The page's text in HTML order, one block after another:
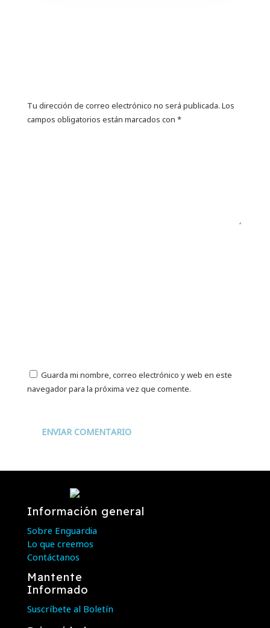
Tu dirección de correo electrónico no será publicada. Los
campos obligatorios están marcados con *
Guarda mi nombre, correo electrónico y web en este
navegador para la próxima vez que comente.
ENVIAR COMENTARIO
Información general
Sobre Enguardia
Lo que creemos
Contáctanos
Mantente
Informado
Suscríbete al Boletín